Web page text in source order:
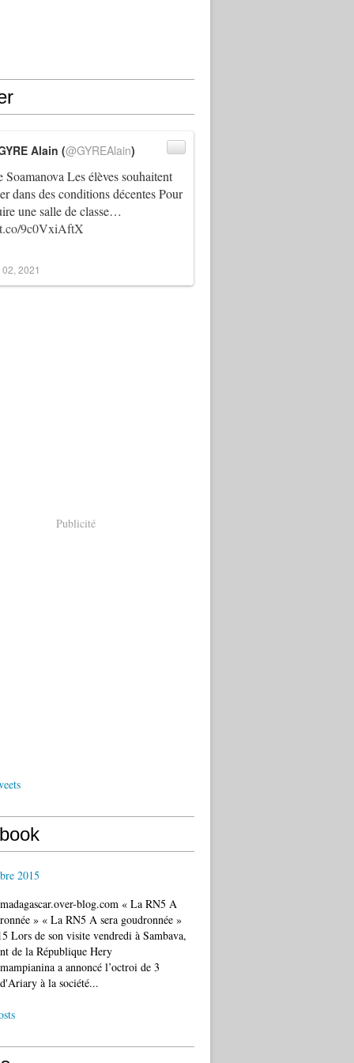
Soamanova Les élèves souhaitent
dans des conditions décentes Pour
une salle de classe…
9c0VxiAftX
Alain (@GYREAlain)
2021
Publicité
2015
blog.com « La RN5 A
» « La RN5 A sera goudronnée »
Lors de son visite vendredi à Sambava,
de la République Hery
a annoncé l’octroi de 3
à la société...